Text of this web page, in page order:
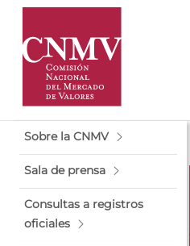
Sobre la CNMV
Sala de prensa
Consultas a registros
oficiales